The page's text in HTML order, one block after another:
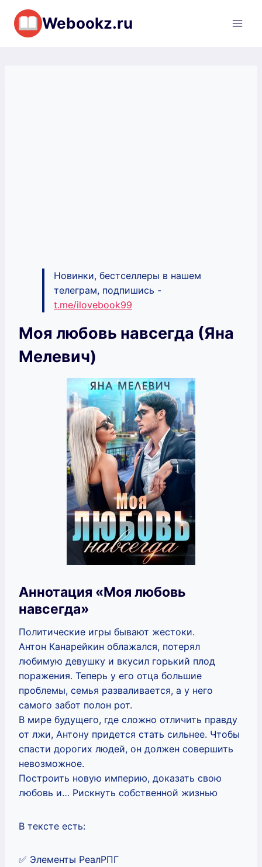
Перейти
содержимому
Webookz.ru
Новинки, бестселлеры в нашем
телеграм, подпишись -
t.me/ilovebook99
Моя любовь навсегда (Яна
Мелевич)
Аннотация «Моя любовь
навсегда»
Политические игры бывают жестоки.
Антон Канарейкин облажался, потерял
любимую девушку и вкусил горький плод
поражения. Теперь у его отца большие
проблемы, семья разваливается, а у него
самого забот полон рот.
В мире будущего, где сложно отличить правду
от лжи, Антону придется стать сильнее. Чтобы
спасти дорогих людей, он должен совершить
невозможное.
Построить новую империю, доказать свою
любовь и… Рискнуть собственной жизнью
В тексте есть:
✅ Элементы РеалРПГ